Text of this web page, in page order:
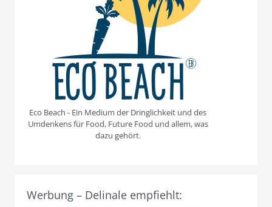
Eco Beach - Ein Medium der Dringlichkeit und des
Umdenkens für Food, Future Food und allem, was
dazu gehört.
Werbung – Delinale empfiehlt: